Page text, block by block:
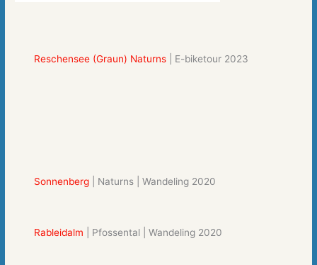
Reschensee (Graun) Naturns | E-biketour 2023
Sonnenberg | Naturns | Wandeling 2020
Rableidalm | Pfossental | Wandeling 2020